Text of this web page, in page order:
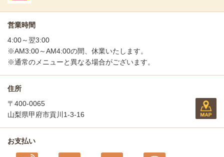
営業時間
4:00～翌3:00
※AM3:00～AM4:00の間、休業いたします。
※通常のメニューと異なる場合がございます。
住所
〒400-0065
山梨県甲府市貢川1-3-16
お支払い